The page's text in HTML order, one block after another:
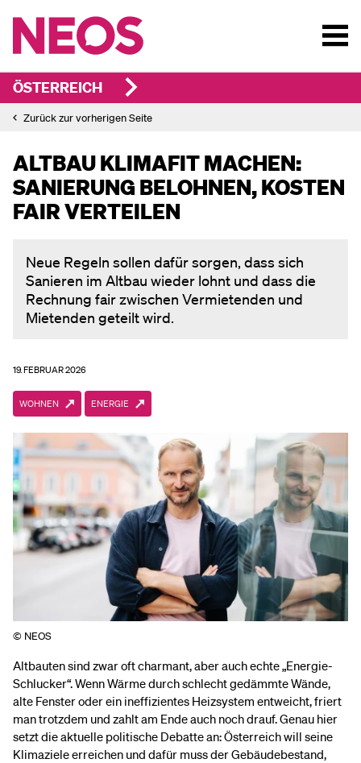
ÖSTERREICH
Zurück zur vorherigen Seite
ALTBAU KLIMAFIT MACHEN:
SANIERUNG BELOHNEN, KOSTEN
FAIR VERTEILEN
Neue Regeln sollen dafür sorgen, dass sich
Sanieren im Altbau wieder lohnt und dass die
Rechnung fair zwischen Vermietenden und
Mietenden geteilt wird.
19. FEBRUAR 2026
WOHNEN ENERGIE
© NEOS
Altbauten sind zwar oft charmant, aber auch echte „Energie-
Schlucker“. Wenn Wärme durch schlecht gedämmte Wände,
alte Fenster oder ein ineffizientes Heizsystem entweicht, friert
man trotzdem und zahlt am Ende auch noch drauf. Genau hier
setzt die aktuelle politische Debatte an: Österreich will seine
Klimaziele erreichen und dafür muss der Gebäudebestand,